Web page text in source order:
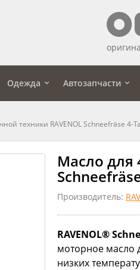
Одежда Автозапчасти
техники RAVENOL Schneefräse 4-
Масло для
Производитель:
RAVENOL®
моторное масло
низких